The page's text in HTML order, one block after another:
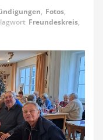
, Fotos,
Freundeskreis,